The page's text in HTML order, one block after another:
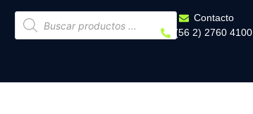
Contacto
(56 2) 2760 4100